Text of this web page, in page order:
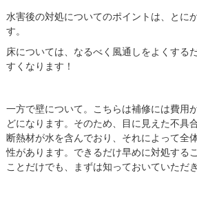
水害後の対処についてのポイントは、とに
す。
床については、なるべく風通しをよくする
すくなります！
一方で壁について。こちらは補修には費用
どになります。そのため、目に見えた不具
断熱材が水を含んでおり、それによって全
性があります。できるだけ早めに対処する
ことだけでも、まずは知っておいていただ